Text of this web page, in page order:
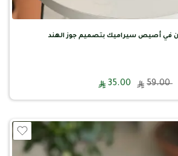
في أصيص سيراميك بتصميم جوز الهند
59.00